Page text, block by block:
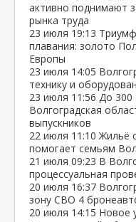
активно поднимают
рынка труда
23 июля 19:13
плавания: золото
Европы
23 июля 14:05
технику и
23 июля 11:56 До 300
Волгоградская
выпускников
22 июля 11:10 Жильё
помогает семьям
21 июля 09:23 В
процессуальная
20 июля 16:37
зону СВО 4
20 июля 14:15 Новое